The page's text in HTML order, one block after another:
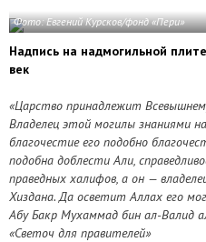
Фото: Евгений Курсков/фонд «Пери»
Надпись на надмогильной
век
«Царство принадлежит
Владелец этой могилы знаниями
благочестие его подобно
подобна доблести Али,
праведных халифов, а он —
Хиздана. Да осветит Аллах его
Абу Бакр Мухаммад бин ал-Валид
«Светоч для правителей»